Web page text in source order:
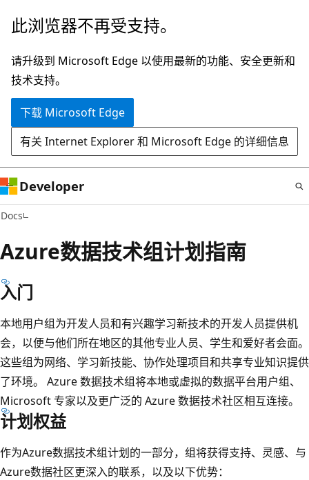
跳
主
要
内
此浏览器不再受支持。
请升级到 Microsoft Edge 以使用最新的功能、安全更新和
技术支持。
下载 Microsoft Edge
有关 Internet Explorer 和 Microsoft Edge 的详细信息
Developer
Docs
Azure数据技术组计划指南
入门
本地用户组为开发人员和有兴趣学习新技术的开发人员提供机
会，以便与他们所在地区的其他专业人员、学生和爱好者会面。
这些组为网络、学习新技能、协作处理项目和共享专业知识提供
了环境。 Azure 数据技术组将本地或虚拟的数据平台用户组、
Microsoft 专家以及更广泛的 Azure 数据技术社区相互连接。
计划权益
作为Azure数据技术组计划的一部分，组将获得支持、灵感、与
Azure数据社区更深入的联系，以及以下优势：